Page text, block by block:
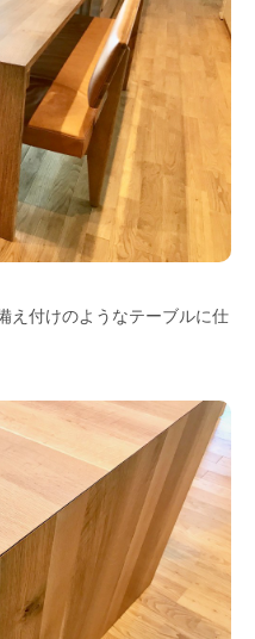
え付けのようなテーブルに仕